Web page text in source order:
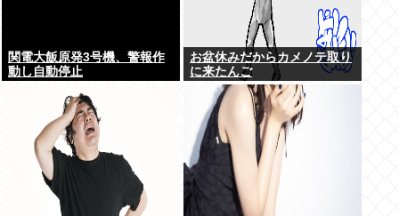
関電大飯原発3号機、警報作
動し自動停止
お盆休みだからカメノテ取り
に来たんご